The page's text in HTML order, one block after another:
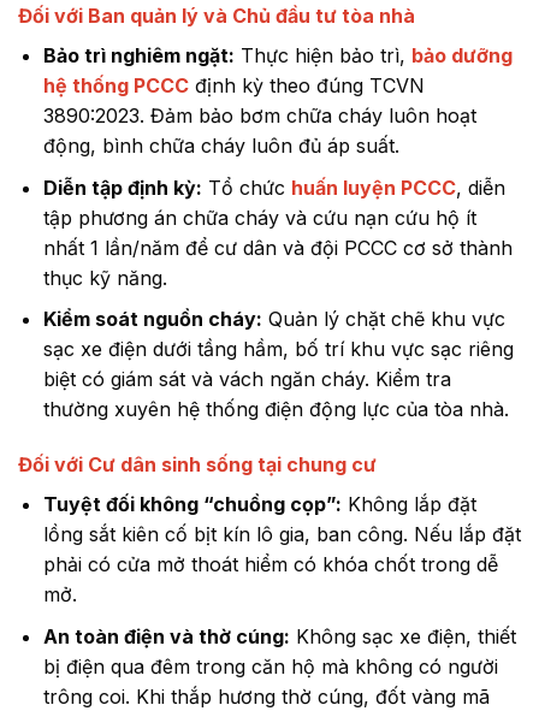
Đối với Ban quản lý và Chủ đầu tư tòa nhà
Bảo trì nghiêm ngặt: Thực hiện bảo trì, bảo dưỡng
hệ thống PCCCđịnh kỳ theo đúng TCVN
3890:2023. Đảm bảo bơm chữa cháy luôn hoạt
động, bình chữa cháy luôn đủ áp suất.
Diễn tập định kỳ: Tổ chức huấn luyện PCCC, diễn
tập phương án chữa cháy và cứu nạn cứu hộ ít
nhất 1 lần/năm để cư dân và đội PCCC cơ sở thành
thục kỹ năng.
Kiểm soát nguồn cháy: Quản lý chặt chẽ khu vực
sạc xe điện dưới tầng hầm, bố trí khu vực sạc riêng
biệt có giám sát và vách ngăn cháy. Kiểm tra
thường xuyên hệ thống điện động lực của tòa nhà.
Đối với Cư dân sinh sống tại chung cư
Tuyệt đối không “chuồng cọp”: Không lắp đặt
lồng sắt kiên cố bịt kín lô gia, ban công. Nếu lắp đặt
phải có cửa mở thoát hiểm có khóa chốt trong dễ
mở.
An toàn điện và thờ cúng: Không sạc xe điện, thiết
bị điện qua đêm trong căn hộ mà không có người
trông coi. Khi thắp hương thờ cúng, đốt vàng mã